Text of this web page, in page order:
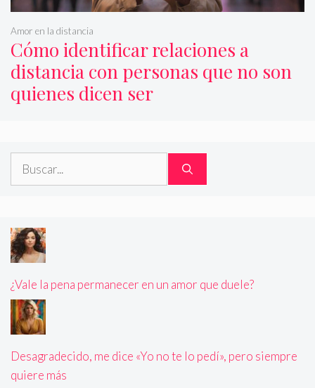
Cómo identificar relaciones a
distancia con personas que no son
quienes dicen ser
Amor en la distancia
Buscar:
¿Vale la pena permanecer en un amor que duele?
Desagradecido, me dice «Yo no te lo pedí», pero siempre
quiere más